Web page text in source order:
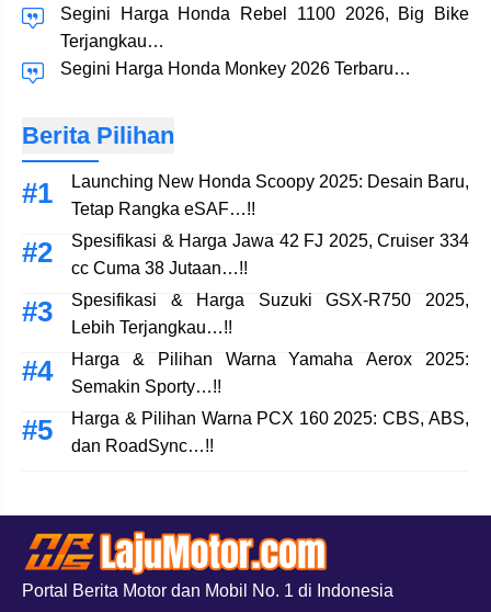
Segini Harga Honda Rebel 1100 2026, Big Bike
Terjangkau…
Segini Harga Honda Monkey 2026 Terbaru…
Berita Pilihan
Launching New Honda Scoopy 2025: Desain Baru,
Tetap Rangka eSAF…!!
Spesifikasi & Harga Jawa 42 FJ 2025, Cruiser 334
cc Cuma 38 Jutaan…!!
Spesifikasi & Harga Suzuki GSX-R750 2025,
Lebih Terjangkau…!!
Harga & Pilihan Warna Yamaha Aerox 2025:
Semakin Sporty…!!
Harga & Pilihan Warna PCX 160 2025: CBS, ABS,
dan RoadSync…!!
Portal Berita Motor dan Mobil No. 1 di Indonesia